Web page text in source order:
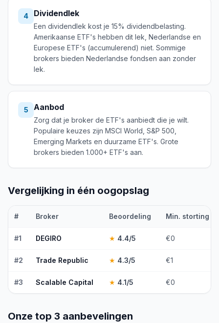
4 Dividendlek
Een dividendlek kost je 15% dividendbelasting.
Amerikaanse ETF's hebben dit lek, Nederlandse en
Europese ETF's (accumulerend) niet. Sommige
brokers bieden Nederlandse fondsen aan zonder
lek.
5 Aanbod
Zorg dat je broker de ETF's aanbiedt die je wilt.
Populaire keuzes zijn MSCI World, S&P 500,
Emerging Markets en duurzame ETF's. Grote
brokers bieden 1.000+ ETF's aan.
Vergelijking in één oogopslag
# Broker Beoordeling Min. storting
#1 DEGIRO ★ 4.4/5 €0
#2 Trade Republic ★ 4.3/5 €1
#3 Scalable Capital ★ 4.1/5 €0
Onze top 3 aanbevelingen